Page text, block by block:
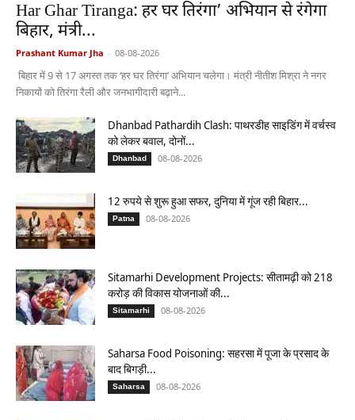
Har Ghar Tiranga: हर घर तिरंगा’ अभियान से रंगेगा
बिहार, मंत्री...
Prashant Kumar Jha - 08-08-2026
बिहार में 9 से 17 अगस्त तक ‘हर घर तिरंगा’ अभियान चलेगा। मंत्री नीतीश मिश्रा ने नगर
निकायों को तिरंगा रैली और जनभागीदारी बढ़ाने...
Dhanbad Pathardih Clash: पाथरडीह साइडिंग में वर्चस्व
को लेकर बवाल, दोनों...
Dhanbad 08-08-2026
12 रुपये से शुरू हुआ सफर, दुनिया में गूंज रही बिहार...
Patna 08-08-2026
Sitamarhi Development Projects: सीतामढ़ी को 218
करोड़ की विकास योजनाओं की...
Sitamarhi 08-08-2026
Saharsa Food Poisoning: सहरसा में पूजा के प्रसाद के
बाद बिगड़ी...
Saharsa 08-08-2026